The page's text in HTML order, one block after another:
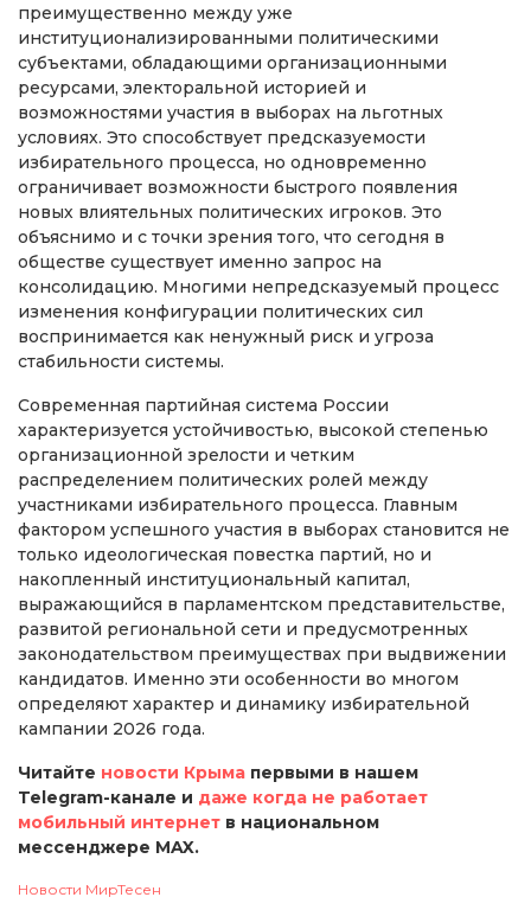
преимущественно между уже
институционализированными политическими
субъектами, обладающими организационными
ресурсами, электоральной историей и
возможностями участия в выборах на льготных
условиях. Это способствует предсказуемости
избирательного процесса, но одновременно
ограничивает возможности быстрого появления
новых влиятельных политических игроков. Это
объяснимо и с точки зрения того, что сегодня в
обществе существует именно запрос на
консолидацию. Многими непредсказуемый процесс
изменения конфигурации политических сил
воспринимается как ненужный риск и угроза
стабильности системы.
Современная партийная система России
характеризуется устойчивостью, высокой степенью
организационной зрелости и четким
распределением политических ролей между
участниками избирательного процесса. Главным
фактором успешного участия в выборах становится не
только идеологическая повестка партий, но и
накопленный институциональный капитал,
выражающийся в парламентском представительстве,
развитой региональной сети и предусмотренных
законодательством преимуществах при выдвижении
кандидатов. Именно эти особенности во многом
определяют характер и динамику избирательной
кампании 2026 года.
Читайте новости Крыма первыми в нашем
Telegram-канале и даже когда не работает
мобильный интернет в национальном
мессенджере MAX.
Новости МирТесен